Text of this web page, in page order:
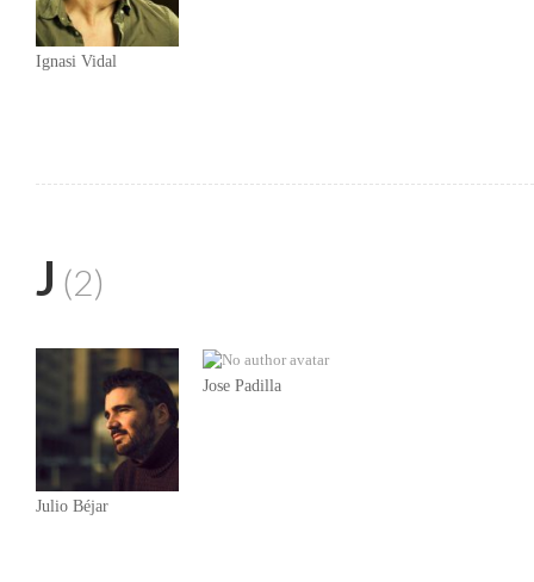
Ignasi Vidal
J (2)
Julio Béjar
Jose Padilla